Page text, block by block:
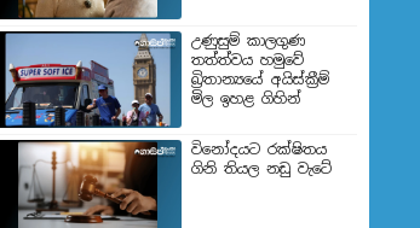
උණුසුම් කාලගුණ
තත්ත්වය හමුවේ
බ්‍රිතාන්‍යයේ අයිස්ක්‍රීම්
මිල ඉහළ ගිහින්
විනෝදයට රක්ෂිතය
ගිනි තියල නඩු වැටේ